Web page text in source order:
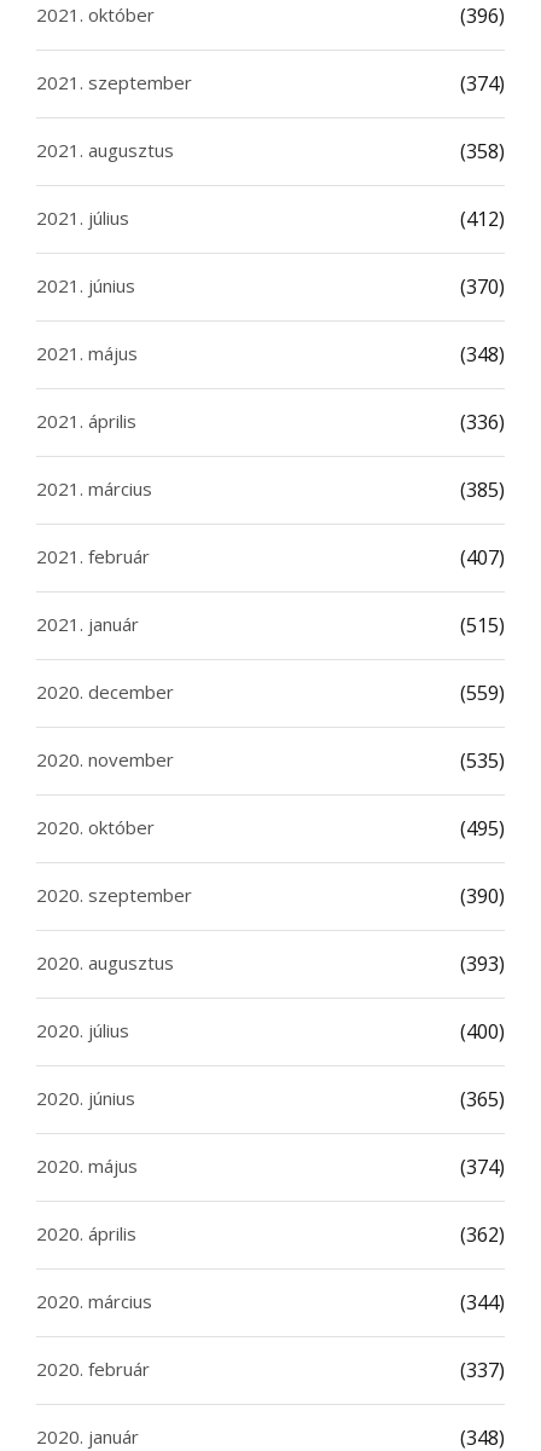
2021. október (396)
2021. szeptember (374)
2021. augusztus (358)
2021. július (412)
2021. június (370)
2021. május (348)
2021. április (336)
2021. március (385)
2021. február (407)
2021. január (515)
2020. december (559)
2020. november (535)
2020. október (495)
2020. szeptember (390)
2020. augusztus (393)
2020. július (400)
2020. június (365)
2020. május (374)
2020. április (362)
2020. március (344)
2020. február (337)
2020. január (348)